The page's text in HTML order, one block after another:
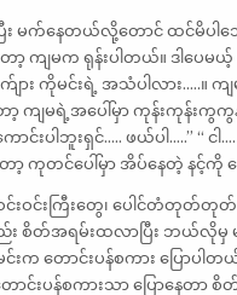
က်နေတယ်လို့တောင် ထင်မိပါသ
မက ရုန်းပါတယ်။ ဒါပေမယ့် မ
ျား ကိုမင်းရဲ့ အသံပါလား…..။
ာ့ ကျမရဲ့အပေါ်မှာ ကုန်းကုန်းကွ
ဘူးရှင်….. ဖယ်ပါ…..” “ ငါ….
ကုတင်ပေါ်မှာ အိပ်နေတဲ့ နင့်ကို
းဝင်းကြီးတွေ၊ ပေါင်တံတုတ်တု
း စိတ်အရမ်းထလာပြီး ဘယ်လိုမှ
းက တောင်းပန်စကား ပြော
ာင်းပန်စကားသာ ပြောနေတာ